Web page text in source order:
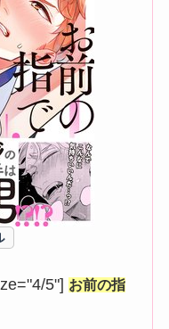
5"] お前の指